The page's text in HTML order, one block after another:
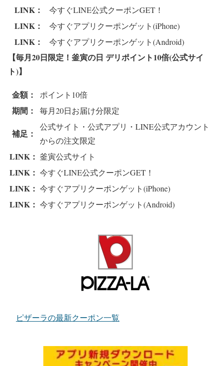
LINK： 今すぐLINE公式クーポンGET！
LINK： 今すぐアプリクーポンゲット(iPhone)
LINK： 今すぐアプリクーポンゲット(Android)
【毎月20日限定！釜寅の日 デリポイント10倍(公式サイ
ト)】
金額： ポイント10倍
期間： 毎月20日お届け分限定
補足：
公式サイト・公式アプリ・LINE公式アカウント
からの注文限定
LINK： 釜寅公式サイト
LINK： 今すぐLINE公式クーポンGET！
LINK： 今すぐアプリクーポンゲット(iPhone)
LINK： 今すぐアプリクーポンゲット(Android)
ピザーラの最新クーポン一覧